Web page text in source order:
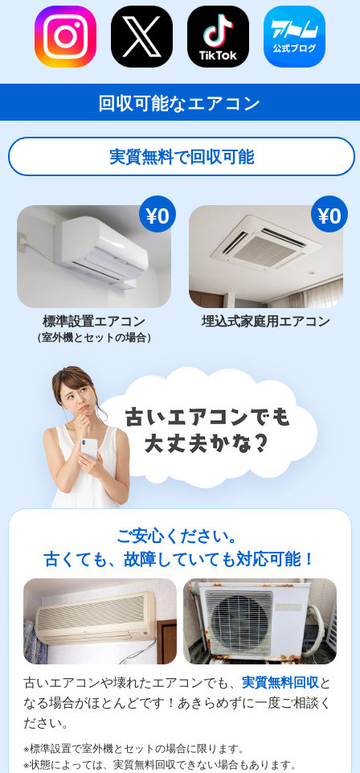
回収可能なエアコン
実質無料で回収可能
¥0
標準設置エアコン
（室外機とセットの場合）
¥0
埋込式家庭用エアコン
ご安心ください。
古くても、故障していても対応可能！
古いエアコンや壊れたエアコンでも、 実質無料回収と
なる場合がほとんどです！あきらめずに一度ご相談く
ださい。
※標準設置で室外機とセットの場合に限ります。
※状態によっては、実質無料回収できない場合もあります。